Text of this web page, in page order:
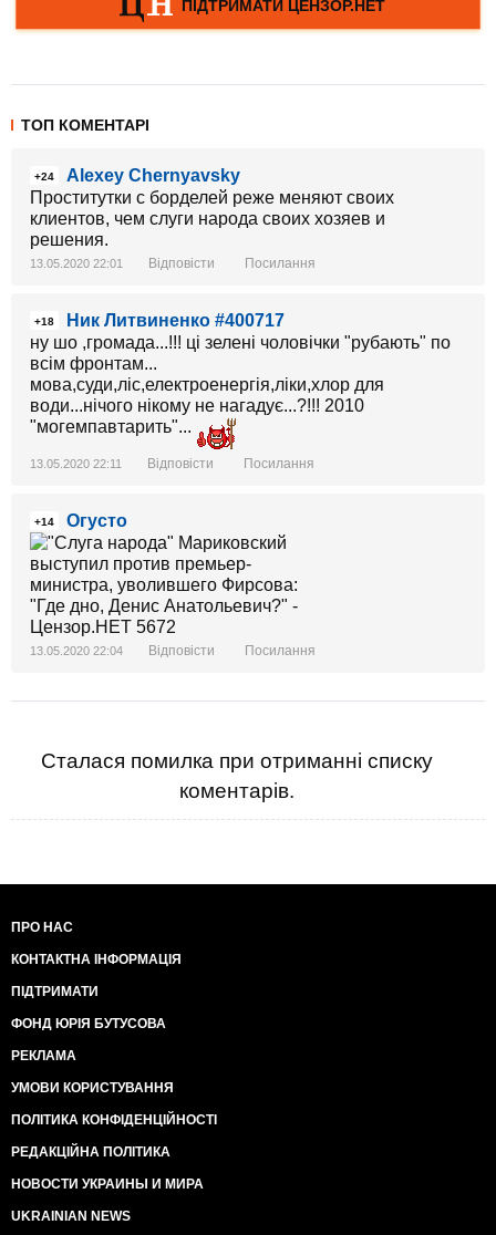
ТОП КОМЕНТАРІ
+24
Alexey Chernyavsky
Проститутки с борделей реже меняют своих
клиентов, чем слуги народа своих хозяев и
решения.
13.05.2020 22:01 Відповісти Посилання
+18
Ник Литвиненко #400717
ну шо ,громада...!!! ці зелені чоловічки "рубають" по
всім фронтам...
мова,суди,ліс,електроенергія,ліки,хлор для
води...нічого нікому не нагадує...?!!! 2010
"могемпавтарить"...
13.05.2020 22:11 Відповісти Посилання
+14 Огусто
13.05.2020 22:04 Відповісти Посилання
Сталася помилка при отриманні списку
коментарів.
ПРО НАС
КОНТАКТНА ІНФОРМАЦІЯ
ПІДТРИМАТИ
ФОНД ЮРІЯ БУТУСОВА
РЕКЛАМА
УМОВИ КОРИСТУВАННЯ
ПОЛІТИКА КОНФІДЕНЦІЙНОСТІ
РЕДАКЦІЙНА ПОЛІТИКА
НОВОСТИ УКРАИНЫ И МИРА
UKRAINIAN NEWS